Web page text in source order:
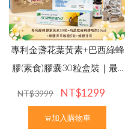
專利金盞花葉黃素+巴西綠蜂
膠(素食)膠囊30粒盒裝｜最...
NT$3999 NT$1299
加入購物車